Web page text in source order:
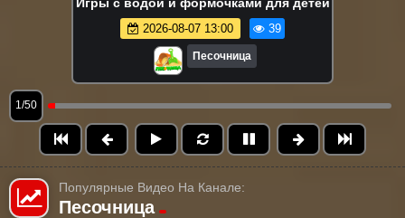
Игры с водой и формочками для детей
2026-08-07 13:00 39
Песочница
1/50
Популярные Видео На Канале:
Песочница